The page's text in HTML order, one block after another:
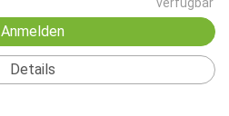
Anmelden
Details